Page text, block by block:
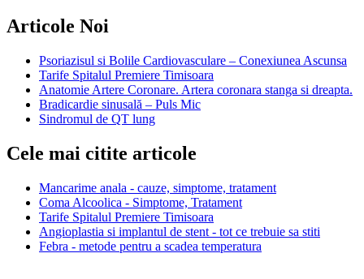
Articole Noi
Psoriazisul si Bolile Cardiovasculare – Conexiunea Ascunsa
Tarife Spitalul Premiere Timisoara
Anatomie Artere Coronare. Artera coronara stanga si dreapta.
Bradicardie sinusală – Puls Mic
Sindromul de QT lung
Cele mai citite articole
Mancarime anala - cauze, simptome, tratament
Coma Alcoolica - Simptome, Tratament
Tarife Spitalul Premiere Timisoara
Angioplastia si implantul de stent - tot ce trebuie sa stiti
Febra - metode pentru a scadea temperatura